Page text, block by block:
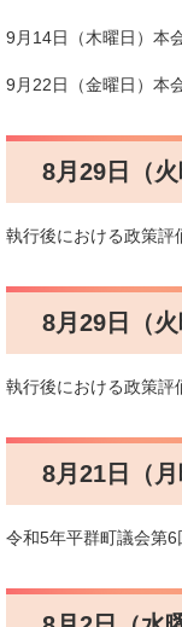
9月14日（木曜日）本
9月22日（金曜日）本
8月29日（
執行後における政策評
8月29日（
執行後における政策評
8月21日（
令和5年平群町議会第